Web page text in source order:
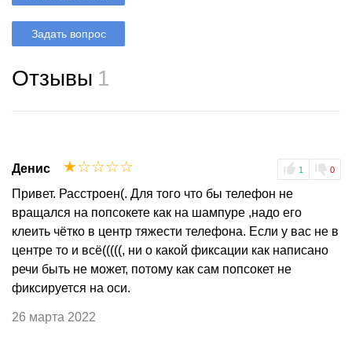
Задать вопрос
Отзывы 1
Денис 1 0
☆
☆
☆
☆
☆
Привет. Расстроен(. Для того что бы телефон не
вращался на попсокете как на шампуре ,надо его
клеить чётко в центр тяжести телефона. Если у вас не в
центре то и всё(((((, ни о какой фиксации как написано
речи быть не может, потому как сам попсокет не
фиксируется на оси.
26 марта 2022